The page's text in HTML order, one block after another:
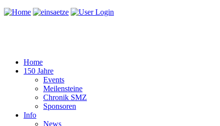
Home
150 Jahre
Events
Meilensteine
Chronik SMZ
Sponsoren
Info
News